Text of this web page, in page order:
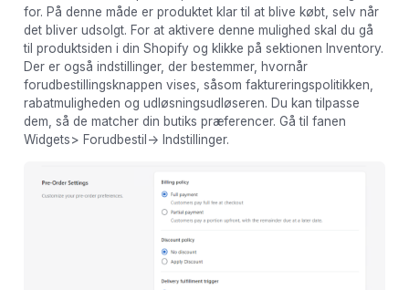
for. På denne måde er produktet klar til at blive købt, selv når
det bliver udsolgt. For at aktivere denne mulighed skal du gå
til produktsiden i din Shopify og klikke på sektionen Inventory.
Der er også indstillinger, der bestemmer, hvornår
forudbestillingsknappen vises, såsom faktureringspolitikken,
rabatmuligheden og udløsningsudløseren. Du kan tilpasse
dem, så de matcher din butiks præferencer. Gå til fanen
Widgets> Forudbestil-> Indstillinger.